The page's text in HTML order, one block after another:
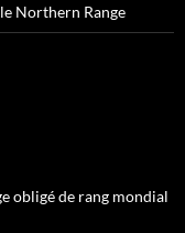
Northern Range
obligé de rang mondial